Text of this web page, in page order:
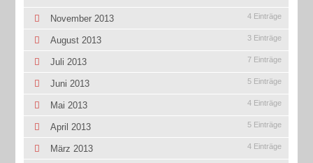
November 2013 4 Einträge
August 2013 3 Einträge
Juli 2013 7 Einträge
Juni 2013 5 Einträge
Mai 2013 4 Einträge
April 2013 5 Einträge
März 2013 4 Einträge